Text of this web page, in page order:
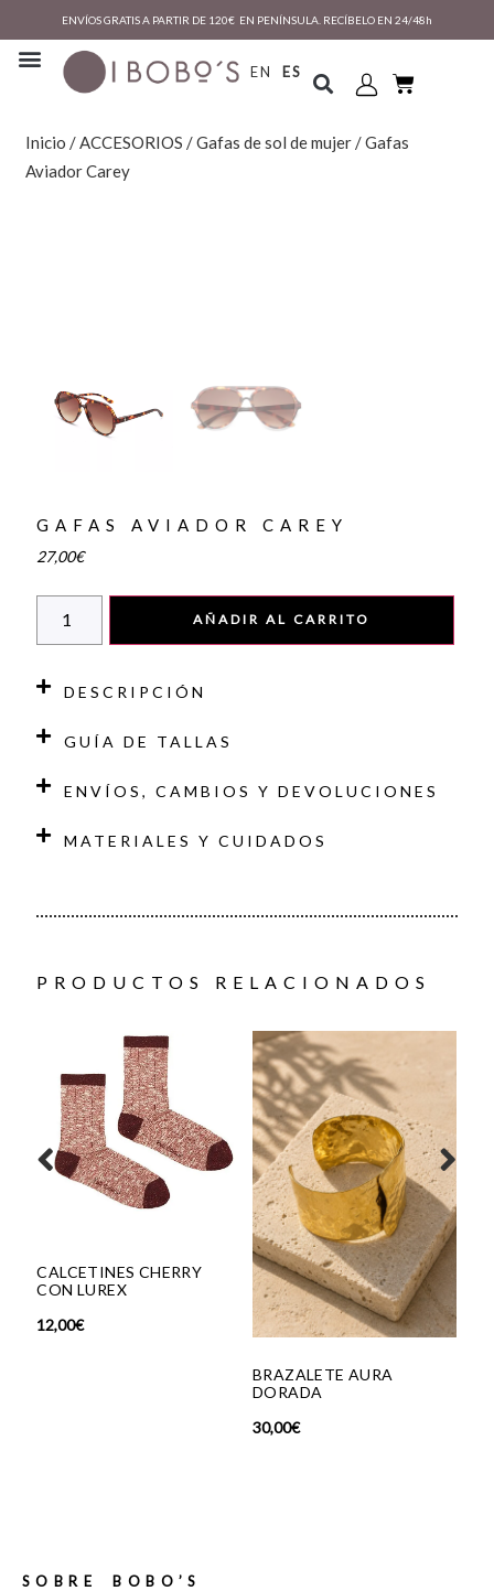
ENVÍOS GRATIS A PARTIR DE 120€ EN PENÍNSULA. RECÍBELO EN 24/48h
EN ES
Inicio /ACCESORIOS /Gafas de sol de mujer/ Gafas
Aviador Carey
GAFAS AVIADOR CAREY
27,00€
AÑADIR AL CARRITO
DESCRIPCIÓN
GUÍA DE TALLAS
ENVÍOS, CAMBIOS Y DEVOLUCIONES
MATERIALES Y CUIDADOS
PRODUCTOS RELACIONADOS
CALCETINES CHERRY
CON LUREX
12,00€
BRAZALETE AURA
DORADA
30,00€
SOBRE BOBO’S